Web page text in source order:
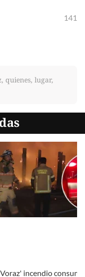
141
quienes, lugar,
incendio